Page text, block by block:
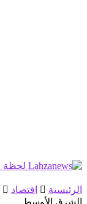
الرئيسية اقتصاد
الشرق الأوسط